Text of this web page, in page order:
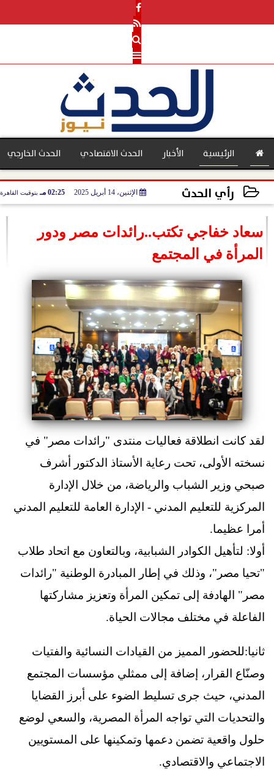
الرئيسية الأخبار الحدث الاقتصادي
بنوك
الحدث الخارجي
رأي الحدث الإثنين، 14 أبريل 2025 02:25 مـ بتوقيت القاهرة
سعاد خفاجي تكتب..رائدات مصر ودور
المرأة في المجتمع
لقد كانت انطلاقة فعاليات منتدى "رائدات مصر" في
نسخته الأولى، تحت رعاية الأستاذ الدكتور أشرف
صبحي وزير الشباب والرياضة، من خلال الإدارة
المركزية للتعليم المدني - الإدارة العامة للتعليم المدني
أمرا عظيما.
أولا: لتأهيل الكوادر الشبابية، وبالتعاون مع اتحاد طلاب
"تحيا مصر"، وذلك في إطار المبادرة الوطنية "رائدات
مصر" الهادفة إلى تمكين المرأة وتعزيز مشاركتها
الفاعلة في مختلف مجالات الحياة.
ثانيا:للحضور المميز من القيادات النسائية والفتيات
وصنّاع القرار، إضافة إلى ممثلي مؤسسات المجتمع
المدني، حيث جرى تسليط الضوء على أبرز القضايا
والتحديات التي تواجه المرأة المصرية، والسعي لوضع
حلول واقعية تضمن دعمها وتمكينها على المستويين
الاجتماعي والاقتصادي.